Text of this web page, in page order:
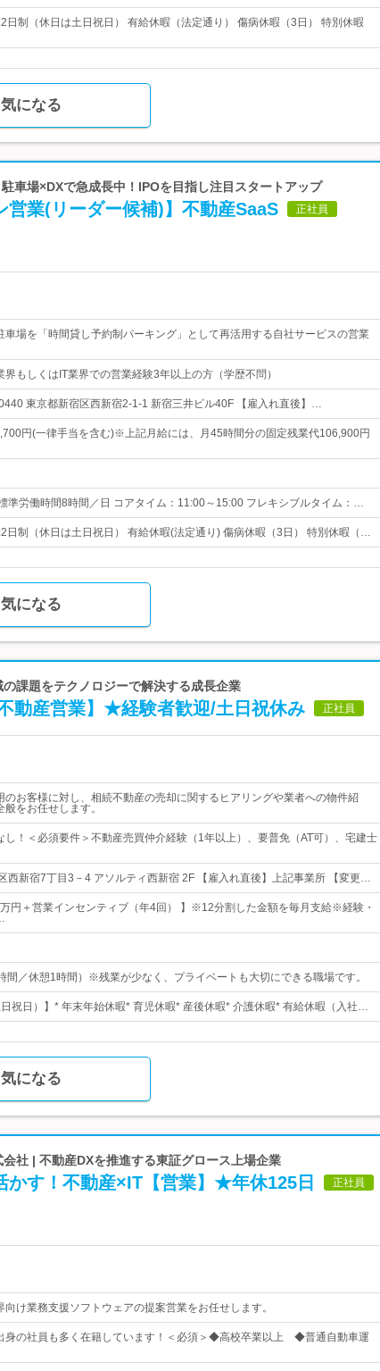
日制（休日は土日祝日） 有給休暇（法定通り） 傷病休暇（3日） 特別休暇
気になる
車場×DXで急成長中！IPOを目指し注目スタートアップ
営業(リーダー候補)】不動産SaaS 正社員
車場を「時間貸し予約制パーキング」として再活用する自社サービスの営業
もしくはIT業界での営業経験3年以上の方（学歴不問）
東京都新宿区西新宿2-1-1 新宿三井ビル40F 【雇入れ直後】…
円(一律手当を含む)※上記月給には、月45時間分の固定残業代106,900円
準労働時間8時間／日 コアタイム：11:00～15:00 フレキシブルタイム：…
日制（休日は土日祝日） 有給休暇(法定通り) 傷病休暇（3日） 特別休暇（…
気になる
課題をテクノロジーで解決する成長企業
動産営業】★経験者歓迎/土日祝休み 正社員
のお客様に対し、相続不動産の売却に関するヒアリングや業者への物件紹
をお任せします。
し！＜必須要件＞不動産売買仲介経験（1年以上）、要普免（AT可）、宅建士
西新宿7丁目3－4 アソルティ西新宿 2F 【雇入れ直後】上記事業所 【変更…
万円＋営業インセンティブ（年4回） 】※12分割した金額を毎月支給※経験・
間／休憩1時間）※残業が少なく、プライベートも大切にできる職場です。
日祝日）】* 年末年始休暇* 育児休暇* 産後休暇* 介護休暇* 有給休暇（入社…
気になる
会社 | 不動産DXを推進する東証グロース上場企業
かす！不動産×IT【営業】★年休125日 正社員
け業務支援ソフトウェアの提案営業をお任せします。
身の社員も多く在籍しています！＜必須＞◆高校卒業以上 ◆普通自動車運